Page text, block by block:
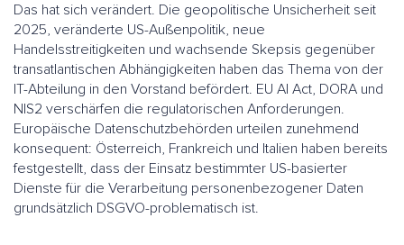
Das hat sich verändert. Die geopolitische Unsicherheit seit
2025, veränderte US-Außenpolitik, neue
Handelsstreitigkeiten und wachsende Skepsis gegenüber
transatlantischen Abhängigkeiten haben das Thema von der
IT-Abteilung in den Vorstand befördert. EU AI Act, DORA und
NIS2 verschärfen die regulatorischen Anforderungen.
Europäische Datenschutzbehörden urteilen zunehmend
konsequent: Österreich, Frankreich und Italien haben bereits
festgestellt, dass der Einsatz bestimmter US-basierter
Dienste für die Verarbeitung personenbezogener Daten
grundsätzlich DSGVO-problematisch ist.